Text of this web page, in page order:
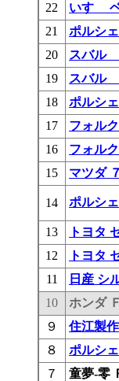
22 いすゞ
21
ポルシ
20
スバル
19
スバル
18
ポルシ
17
フォル
16
フォル
15
マツダ
14 ポルシ
13
トヨタ
12
トヨタ
11
日産 シ
10
ホンダ
９
住江製
８
ポルシ
７
童夢-零